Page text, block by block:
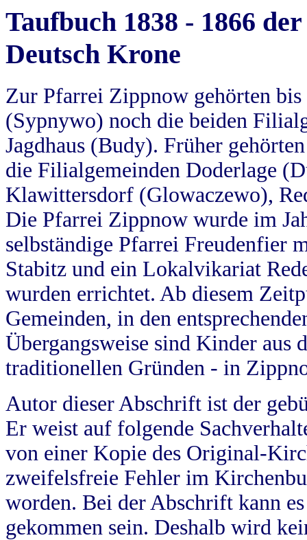
Taufbuch 1838 - 1866
Deutsch Krone
Zur Pfarrei Zippnow gehörten
(Sypnywo) noch die beiden
Jagdhaus (Budy). Früher
die Filialgemeinden Doderlage
Klawittersdorf (Glowaczewo),
Die Pfarrei Zippnow wurde im
selbständige Pfarrei Freudenfier
Stabitz und ein Lokalvikariat
wurden errichtet. Ab diesem
Gemeinden, in den
Übergangsweise sind Kinder aus
traditionellen Gründen - in
Autor dieser Abschrift ist der
Er weist auf folgende
von einer Kopie des Original-
zweifelsfreie Fehler im
worden. Bei der Abschrift kann
gekommen sein. Deshalb wird